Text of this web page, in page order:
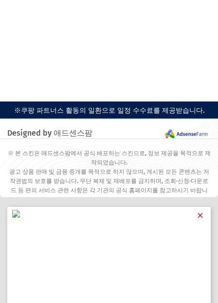
※쿠팡 파트너스 활동의 일환으로 일정 수수료를 제공받습니다.
Designed by 애드센스팜
※ 본 스킨은 애드센스팜에서 공식 배포하는 스킨으로, 정보 제공을 목적으로 제
작되었습니다.
광고 상품 판매 및 금융 중개를 목적으로 하지 않으며, 게시된 모든 콘텐츠는 저
작권법의 보호를 받습니다. 무단 복제 및 재배포를 금지하며, 조회·신청·다운로
드 등 편의 서비스 관련 사항은 각 기관의 공식 홈페이지를 참고하시기 바랍니
✕